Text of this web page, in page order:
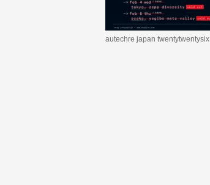
autechre japan twentytwentysix